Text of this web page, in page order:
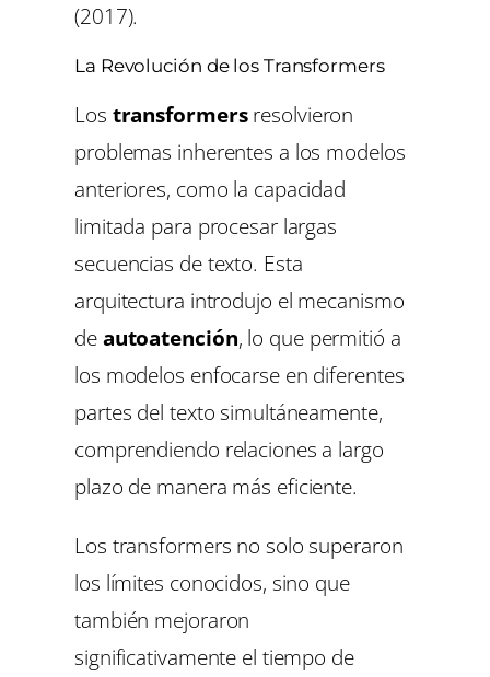
(2017).
La Revolución de los Transformers
Los transformersresolvieron
problemas inherentes a los modelos
anteriores, como la capacidad
limitada para procesar largas
secuencias de texto. Esta
arquitectura introdujo el mecanismo
deautoatención, lo que permitió a
los modelos enfocarse en diferentes
partes del texto simultáneamente,
comprendiendo relaciones a largo
plazo de manera más eficiente.
Los transformers no solo superaron
los límites conocidos, sino que
también mejoraron
significativamente el tiempo de